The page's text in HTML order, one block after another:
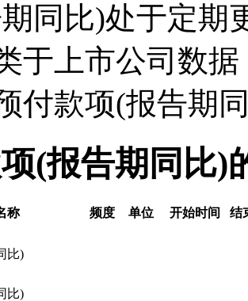
同比)处于定期
于上市公司数
付款项(报告期
(报告期同比)
称 频度 单位 开始时间
结
比)
比)